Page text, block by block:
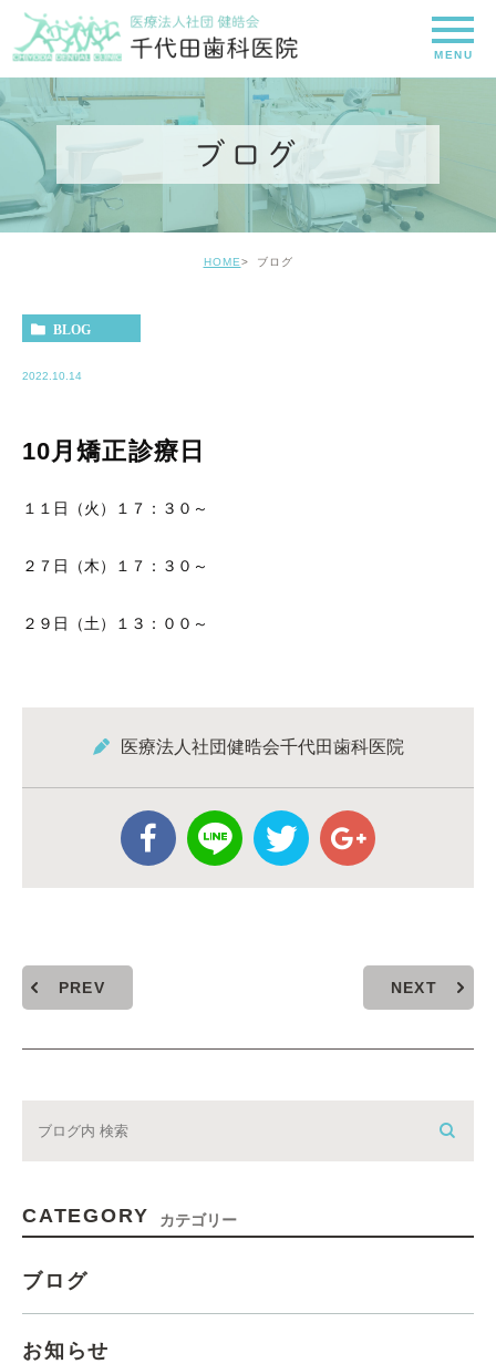
ブログ
HOME ブログ
BLOG
2022.10.14
10月矯正診療日
１１日（火）１７：３０～
２７日（木）１７：３０～
２９日（土）１３：００～
医療法人社団健晧会千代田歯科医院
PREV NEXT
CATEGORY カテゴリー
ブログ
お知らせ